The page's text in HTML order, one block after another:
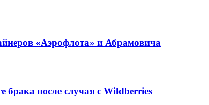
«Аэрофлота» и Абрамовича
брака после случая с Wildberries